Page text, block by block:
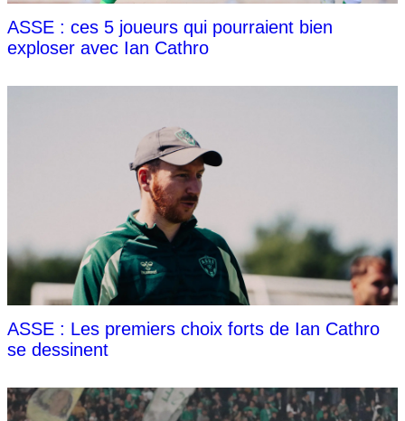
ASSE : ces 5 joueurs qui pourraient bien
exploser avec Ian Cathro
ASSE : Les premiers choix forts de Ian Cathro
se dessinent